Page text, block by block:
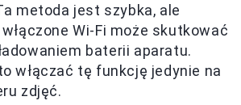
metoda jest szybka, ale
Wi-Fi może skutkować
baterii aparatu.
włączać tę funkcję jedynie na
zdjęć.